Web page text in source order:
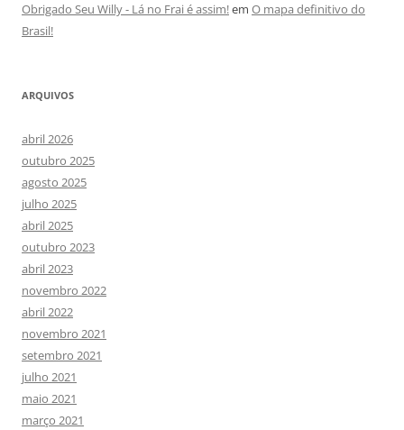
Obrigado Seu Willy - Lá no Frai é assim!em O mapa definitivo do
Brasil!
ARQUIVOS
abril 2026
outubro 2025
agosto 2025
julho 2025
abril 2025
outubro 2023
abril 2023
novembro 2022
abril 2022
novembro 2021
setembro 2021
julho 2021
maio 2021
março 2021